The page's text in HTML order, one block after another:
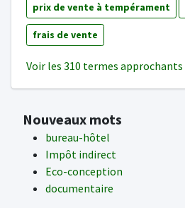
prix de vente à tempérament
frais de vente
Voir les 310 termes approchants
Nouveaux mots
bureau-hôtel
Impôt indirect
Eco-conception
documentaire